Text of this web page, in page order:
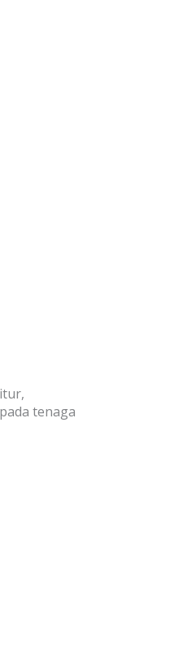
tenaga